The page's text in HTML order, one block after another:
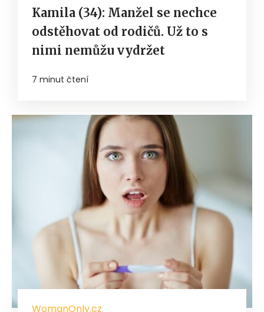
Kamila (34): Manžel se nechce
odstěhovat od rodičů. Už to s
nimi nemůžu vydržet
7 minut čtení
WomanOnly.cz